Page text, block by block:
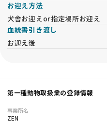
お迎え方法
犬舎お迎えor指定場所お迎え
血統書引き渡し
お迎え後
第一種動物取扱業の登録情報
事業所名
ZEN